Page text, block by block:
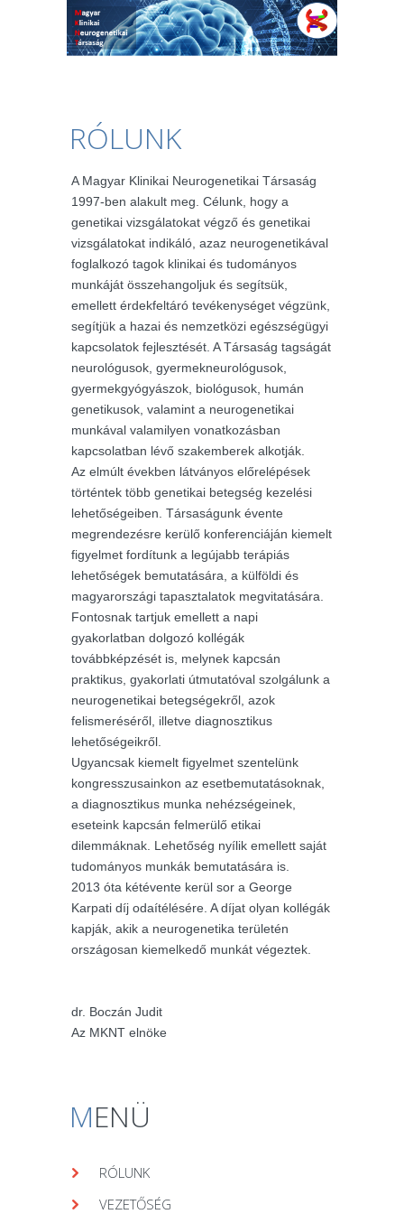
RÓLUNK
A Magyar Klinikai Neurogenetikai Társaság
1997-ben alakult meg. Célunk, hogy a
genetikai vizsgálatokat végző és genetikai
vizsgálatokat indikáló, azaz neurogenetikával
foglalkozó tagok klinikai és tudományos
munkáját összehangoljuk és segítsük,
emellett érdekfeltáró tevékenységet végzünk,
segítjük a hazai és nemzetközi egészségügyi
kapcsolatok fejlesztését. A Társaság tagságát
neurológusok, gyermekneurológusok,
gyermekgyógyászok, biológusok, humán
genetikusok, valamint a neurogenetikai
munkával valamilyen vonatkozásban
kapcsolatban lévő szakemberek alkotják.
Az elmúlt években látványos előrelépések
történtek több genetikai betegség kezelési
lehetőségeiben. Társaságunk évente
megrendezésre kerülő konferenciáján kiemelt
figyelmet fordítunk a legújabb terápiás
lehetőségek bemutatására, a külföldi és
magyarországi tapasztalatok megvitatására.
Fontosnak tartjuk emellett a napi
gyakorlatban dolgozó kollégák
továbbképzését is, melynek kapcsán
praktikus, gyakorlati útmutatóval szolgálunk a
neurogenetikai betegségekről, azok
felismeréséről, illetve diagnosztikus
lehetőségeikről.
Ugyancsak kiemelt figyelmet szentelünk
kongresszusainkon az esetbemutatásoknak,
a diagnosztikus munka nehézségeinek,
eseteink kapcsán felmerülő etikai
dilemmáknak. Lehetőség nyílik emellett saját
tudományos munkák bemutatására is.
2013 óta kétévente kerül sor a George
Karpati díj odaítélésére. A díjat olyan kollégák
kapják, akik a neurogenetika területén
országosan kiemelkedő munkát végeztek.
dr. Boczán Judit
Az MKNT elnöke
MENÜ
RÓLUNK
VEZETŐSÉG